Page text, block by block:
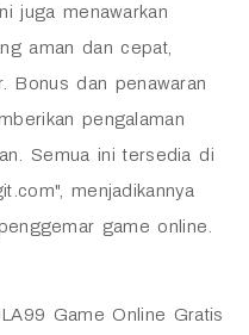
juga menawarkan
aman dan cepat,
Bonus dan penawaran
pengalaman
Semua ini tersedia di
menjadikannya
game online.
Game Online Gratis